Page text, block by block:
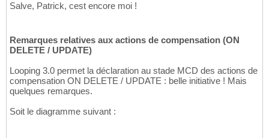
Salve, Patrick, cest encore moi !
Remarques relatives aux actions de compensation (ON
DELETE / UPDATE)
Looping 3.0 permet la déclaration au stade MCD des actions de
compensation ON DELETE / UPDATE : belle initiative ! Mais
quelques remarques.
Soit le diagramme suivant :